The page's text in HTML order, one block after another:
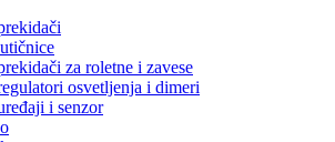
za roletne i zavese
osvetljenja i dimeri
i senzor